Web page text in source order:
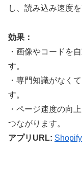
し、読み込み速度
効果：
・画像やコードを
す。
・専門知識がなく
す。
・ページ速度の向
つながります。
アプリURL: